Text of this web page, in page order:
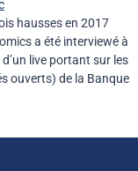
hausses en 2017
a été interviewé à
live portant sur les
ouverts) de la Banque